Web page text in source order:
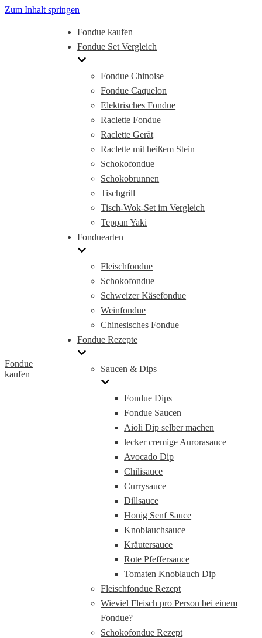
Zum Inhalt springen
Fondue
kaufen
Fondue kaufen
Fondue Set Vergleich
Fondue Chinoise
Fondue Caquelon
Elektrisches Fondue
Raclette Fondue
Raclette Gerät
Raclette mit heißem Stein
Schokofondue
Schokobrunnen
Tischgrill
Tisch-Wok-Set im Vergleich
Teppan Yaki
Fonduearten
Fleischfondue
Schokofondue
Schweizer Käsefondue
Weinfondue
Chinesisches Fondue
Fondue Rezepte
Saucen & Dips
Fondue Dips
Fondue Saucen
Aioli Dip selber machen
lecker cremige Aurorasauce
Avocado Dip
Chilisauce
Currysauce
Dillsauce
Honig Senf Sauce
Knoblauchsauce
Kräutersauce
Rote Pfeffersauce
Tomaten Knoblauch Dip
Fleischfondue Rezept
Wieviel Fleisch pro Person bei einem
Fondue?
Schokofondue Rezept